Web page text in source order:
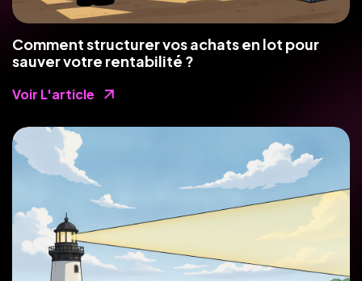
Comment structurer vos achats en lot pour
sauver votre rentabilité ?
Voir L'article